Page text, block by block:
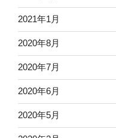
2021年1月
2020年8月
2020年7月
2020年6月
2020年5月